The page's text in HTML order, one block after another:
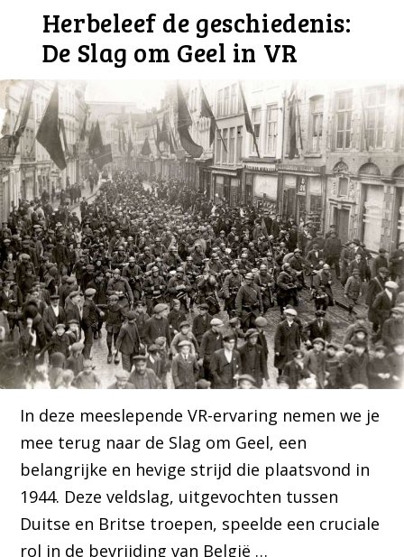
Herbeleef de geschiedenis:
De Slag om Geel in VR
In deze meeslepende VR-ervaring nemen we je
mee terug naar de Slag om Geel, een
belangrijke en hevige strijd die plaatsvond in
1944. Deze veldslag, uitgevochten tussen
Duitse en Britse troepen, speelde een cruciale
rol in de bevrijding van België …